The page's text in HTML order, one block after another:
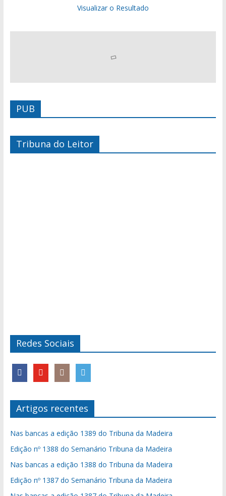
Visualizar o Resultado
PUB
Tribuna do Leitor
Redes Sociais
Artigos recentes
Nas bancas a edição 1389 do Tribuna da Madeira
Edição nº 1388 do Semanário Tribuna da Madeira
Nas bancas a edição 1388 do Tribuna da Madeira
Edição nº 1387 do Semanário Tribuna da Madeira